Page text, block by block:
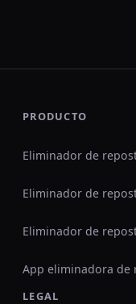
PRODUCTO
Eliminador de
Eliminador de
Eliminador de
App eliminadora de
LEGAL